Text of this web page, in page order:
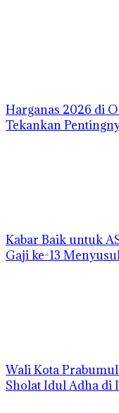
Harganas 2026 di
Tekankan
Kabar Baik untuk
Gaji ke-13
Wali Kota
Sholat Idul Adha di